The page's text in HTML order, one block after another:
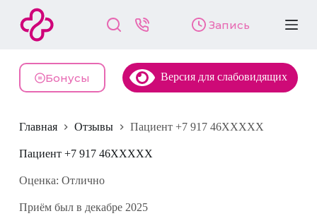
й
и
у
и
Запись
Бонусы Версия для слабовидящих
Главная Отзывы Пациент +7 917 46XXXXX
Пациент +7 917 46XXXXX
Оценка: Отлично
Приём был в декабре 2025